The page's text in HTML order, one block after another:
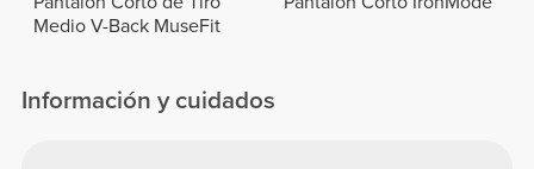
Medio V-Back MuseFit
Información y cuidados